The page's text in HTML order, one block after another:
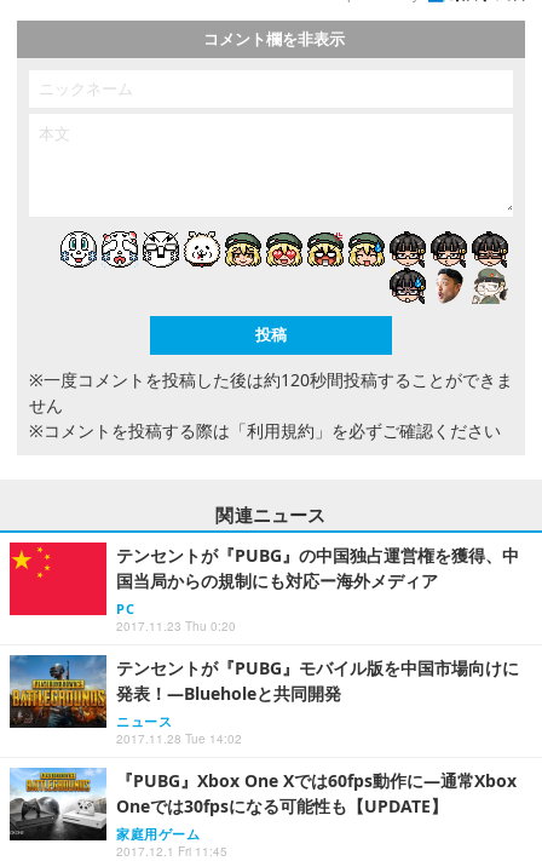
コメント欄を非表示
※一度コメントを投稿した後は約120秒間投稿することができま
せん
※コメントを投稿する際は 「利用規約」 を必ずご確認ください
関連ニュース
テンセントが『PUBG』の中国独占運営権を獲得、中
国当局からの規制にも対応ー海外メディア
PC
2017.11.23 Thu 0:20
テンセントが『PUBG』モバイル版を中国市場向けに
発表！―Blueholeと共同開発
ニュース
2017.11.28 Tue 14:02
『PUBG』Xbox One Xでは60fps動作に―通常Xbox
Oneでは30fpsになる可能性も【UPDATE】
家庭用ゲーム
2017.12.1 Fri 11:45